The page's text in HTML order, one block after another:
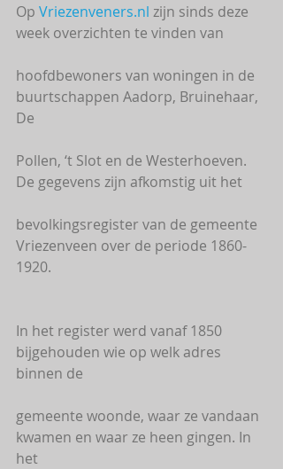
Op Vriezenveners.nl zijn sinds deze
week overzichten te vinden van
hoofdbewoners van woningen in de
buurtschappen Aadorp, Bruinehaar,
De
Pollen, ‘t Slot en de Westerhoeven.
De gegevens zijn afkomstig uit het
bevolkingsregister van de gemeente
Vriezenveen over de periode 1860-
1920.
In het register werd vanaf 1850
bijgehouden wie op welk adres
binnen de
gemeente woonde, waar ze vandaan
kwamen en waar ze heen gingen. In
het